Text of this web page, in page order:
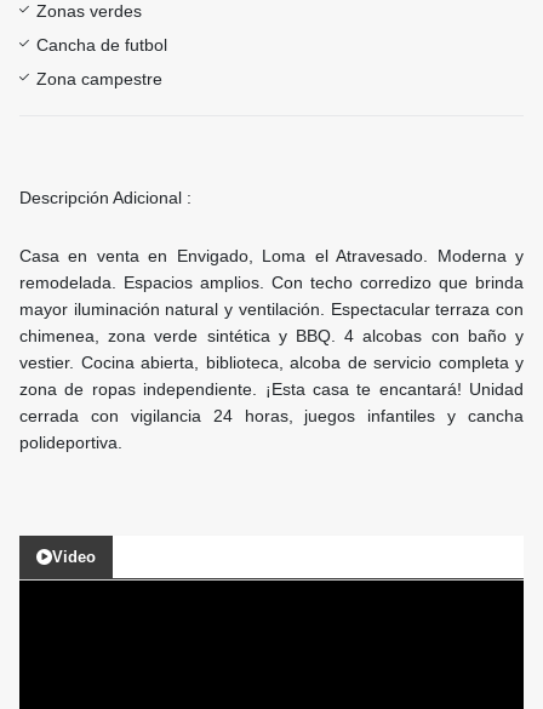
Zonas verdes
Cancha de futbol
Zona campestre
Descripción Adicional :
Casa en venta en Envigado, Loma el Atravesado. Moderna y
remodelada. Espacios amplios. Con techo corredizo que brinda
mayor iluminación natural y ventilación. Espectacular terraza con
chimenea, zona verde sintética y BBQ. 4 alcobas con baño y
vestier. Cocina abierta, biblioteca, alcoba de servicio completa y
zona de ropas independiente. ¡Esta casa te encantará! Unidad
cerrada con vigilancia 24 horas, juegos infantiles y cancha
polideportiva.
Video